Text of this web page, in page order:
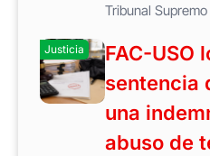
Tribunal
Justicia
FAC-USO
sentencia
una
abuso de